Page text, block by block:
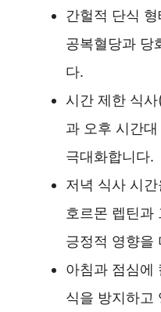
간헐적 단식
공복혈당과 당
다.
시간 제한 식
과 오후 시간
극대화합니다.
저녁 식사 시
호르몬 렙틴과
긍정적 영향을
아침과 점심에
식을 방지하고